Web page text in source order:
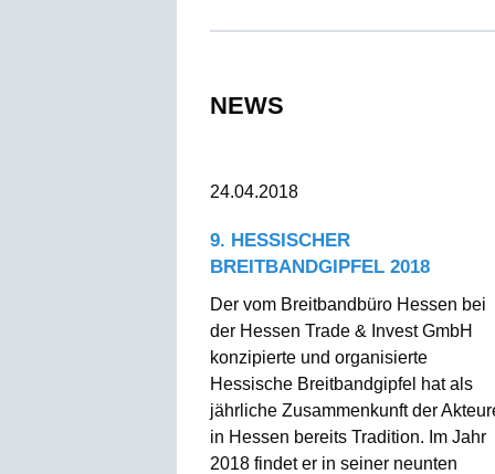
NEWS
24.04.2018
9. HESSISCHER
BREITBANDGIPFEL 2018
Der vom Breitbandbüro Hessen bei
der Hessen Trade & Invest GmbH
konzipierte und organisierte
Hessische Breitbandgipfel hat als
jährliche Zusammenkunft der
in Hessen bereits Tradition. Im Jahr
2018 findet er in seiner neunten